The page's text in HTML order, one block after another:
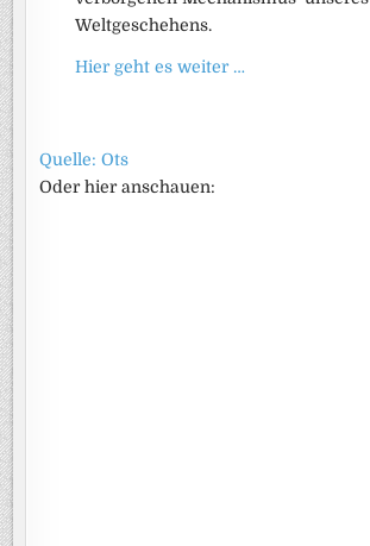
Weltgeschehens.
Hier geht es weiter …
Quelle: Ots
Oder hier anschauen: